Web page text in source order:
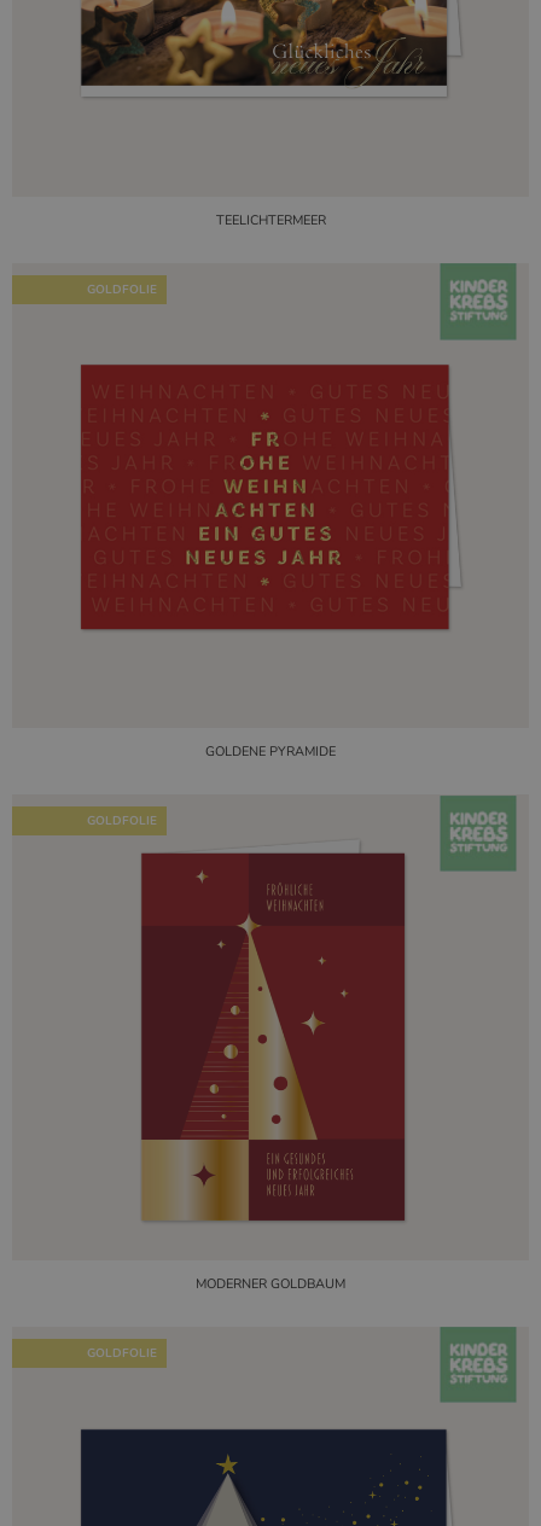
TEELICHTERMEER
GOLDFOLIE
GOLDENE PYRAMIDE
GOLDFOLIE
MODERNER GOLDBAUM
GOLDFOLIE